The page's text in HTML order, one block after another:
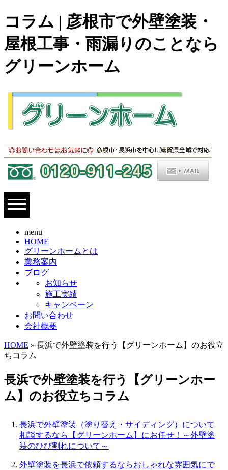
コラム | 彦根市で外壁塗装・
屋根工事・雨漏りのことなら
グリーンホーム
menu
HOME
グリーンホームとは
業務案内
ブログ
お知らせ
施工実績
キャンペーン
お問い合わせ
会社概要
HOME » 長浜で外壁塗装を行う【グリーンホーム】のお役立
ちコラム
長浜で外壁塗装を行う【グリーンホー
ム】のお役立ちコラム
長浜で外壁塗装（塗り替え・サイディング）について
相談するなら【グリーンホーム】にお任せ！～外壁塗
装のひび割れについて～
外壁塗装を長浜で依頼するならおしゃれな雰囲気にで